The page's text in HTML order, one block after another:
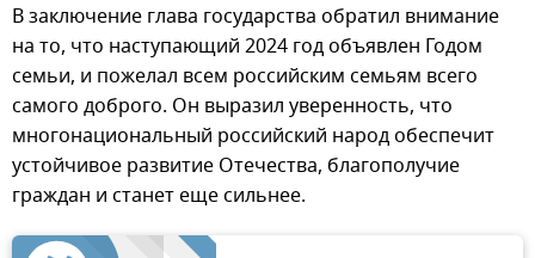
В заключение глава государства обратил внимание
на то, что наступающий 2024 год объявлен Годом
семьи, и пожелал всем российским семьям всего
самого доброго. Он выразил уверенность, что
многонациональный российский народ обеспечит
устойчивое развитие Отечества, благополучие
граждан и станет еще сильнее.